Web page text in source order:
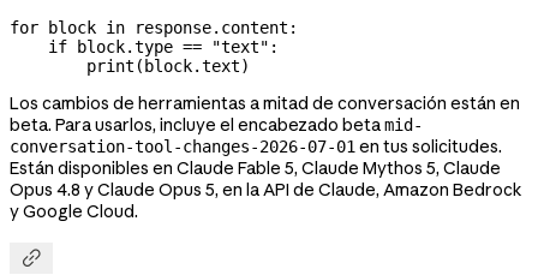
for block in response.content:
    if
block.type == "text" :
        print
(block.text)
Los cambios de herramientas a mitad de conversación están en
beta. Para usarlos, incluye el encabezado betamid-
conversation-tool-changes-2026-07-01 en tus solicitudes.
Están disponibles en Claude Fable 5, Claude Mythos 5, Claude
Opus 4.8 y Claude Opus 5, en la API de Claude, Amazon Bedrock
y Google Cloud.
